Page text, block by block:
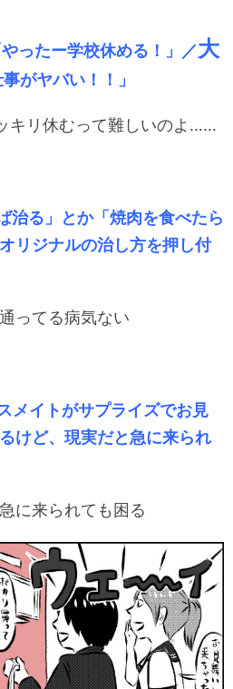
ったー学校休める！」／大
がヤバい！！」
キリ休むって難しいのよ……
治る」とか「焼肉を食べたら
リジナルの治し方を押し付
ってる病気ない
メイトがサプライズでお見
けど、現実だと急に来られ
に来られても困る